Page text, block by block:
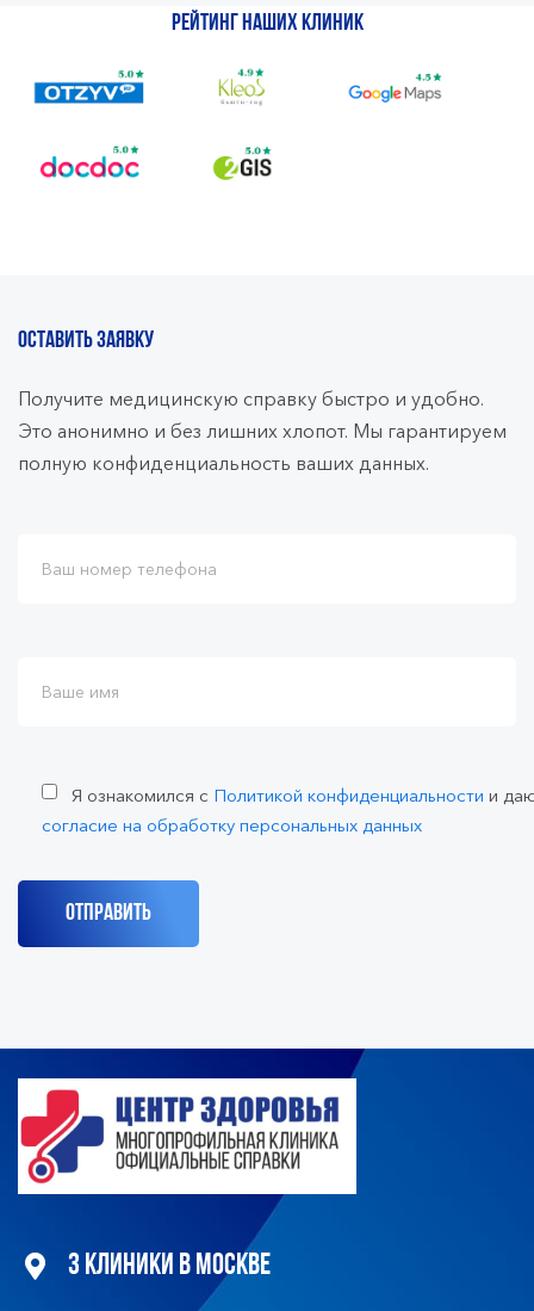
Рейтинг наших клиник
ОСТАВИТЬ ЗАЯВКУ
Получите медицинскую справку быстро и удобно.
Это анонимно и без лишних хлопот. Мы гарантируем
полную конфиденциальность ваших данных.
Я ознакомился с Политикой конфиденциальности и
согласие на обработку персональных данных
3 клиники в Москве